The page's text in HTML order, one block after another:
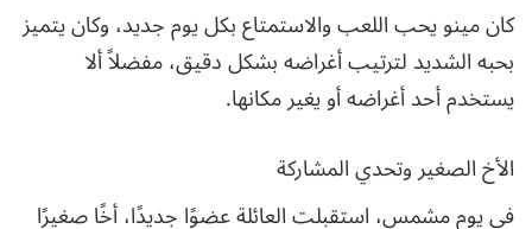
كان مينو يحب اللعب والاستمتاع بكل يوم جديد، وكان يتميز
بحبه الشديد لترتيب أغراضه بشكل دقيق، مفضلاً ألا
يستخدم أحد أغراضه أو يغير مكانها.
الأخ الصغير وتحدي المشاركة
في يوم مشمس، استقبلت العائلة عضوًا جديدًا، أخًا صغيرًا